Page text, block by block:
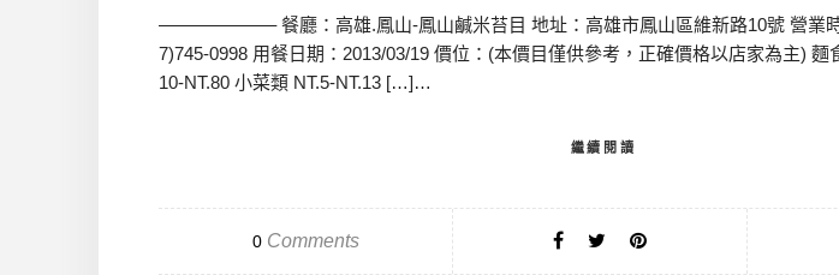
——————– 餐廳：高雄.鳳山-鳳山鹹米苔目 地址：高雄市鳳山區維新路10號 營業時
7)745-0998 用餐日期：2013/03/19 價位：(本價目僅供參考，正確價格以店家為主) 麵
10-NT.80 小菜類 NT.5-NT.13 […]…
繼續閱讀
0Comments